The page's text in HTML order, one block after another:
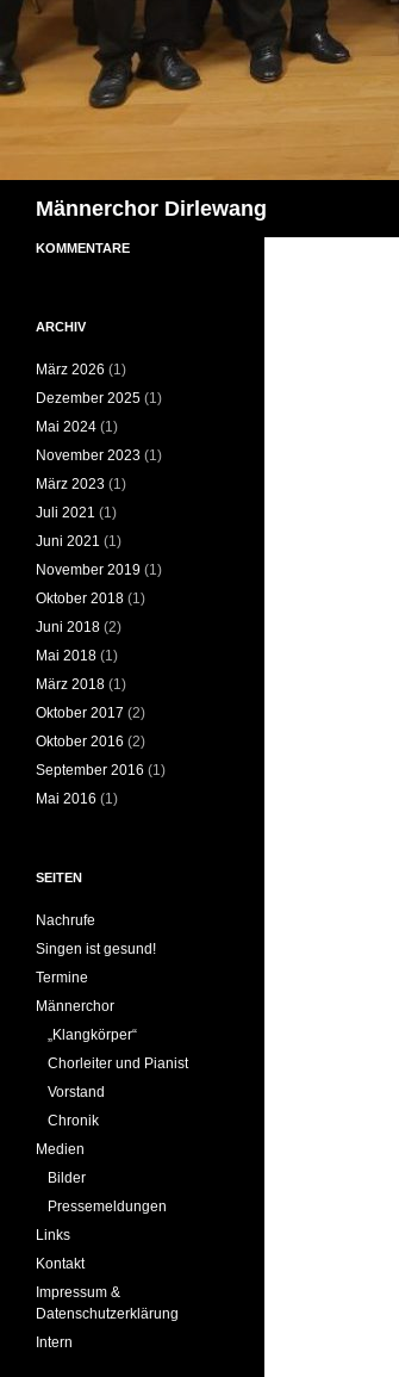
Männerchor Dirlewang
KOMMENTARE
ARCHIV
März 2026 (1)
Dezember 2025 (1)
Mai 2024 (1)
November 2023 (1)
März 2023 (1)
Juli 2021 (1)
Juni 2021 (1)
November 2019 (1)
Oktober 2018 (1)
Juni 2018 (2)
Mai 2018 (1)
März 2018 (1)
Oktober 2017 (2)
Oktober 2016 (2)
September 2016 (1)
Mai 2016 (1)
SEITEN
Nachrufe
Singen ist gesund!
Termine
Männerchor
„Klangkörper“
Chorleiter und Pianist
Vorstand
Chronik
Medien
Bilder
Pressemeldungen
Links
Kontakt
Impressum &
Datenschutzerklärung
Intern